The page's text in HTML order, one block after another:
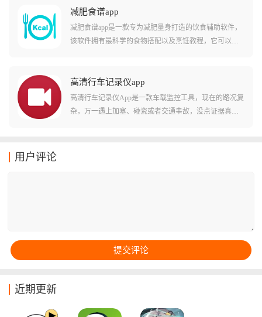
秒变车钥匙，在车机上也能享受导航、音乐、电话、视
频等功能，同时具备强大的投屏性能，支持有线或无线
连接。通过蓝牙完成首次配对后，后续可以自动连接无
唤醒，直接用语音命令汽车执行对应操作，还支持远程
开关空调、锁车、鸣笛、监测胎压、检测故障码等实用
功能，没有隐藏费用，不管是出行还是娱乐都能满足。
减肥食谱app
减肥食谱app是一款专为减肥量身打造的饮食辅助软件，
该软件拥有最科学的食物搭配以及烹饪教程，它可以有
烹饪教程每一道食谱都标注了详细的食材用量、热量数
值和操作步骤，从10分钟快手早餐到营养均衡的减脂晚
餐，简单易学，小白也能轻松上手。
高清行车记录仪app
高清行车记录仪App是一款车载监控工具，现在的路况复
杂，万一遇上加塞、碰瓷或者交通事故，没点证据真是
用户评论
近期更新